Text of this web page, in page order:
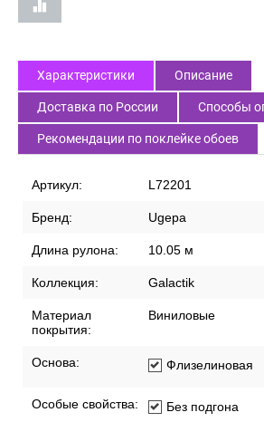
Характеристики Описание
Доставка по России Способы
Рекомендации по поклейке обоев
Артикул: L72201
Бренд: Ugepa
Длина рулона: 10.05 м
Коллекция: Galactik
Материал
покрытия:
Виниловые
Основа: Флизелиновая
Особые свойства:
Без подгона